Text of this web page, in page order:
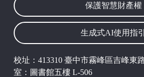
保護智慧財產權
生成式AI使用指引
校址：413310 臺中市霧峰區吉峰
室：圖書館五樓 L-506